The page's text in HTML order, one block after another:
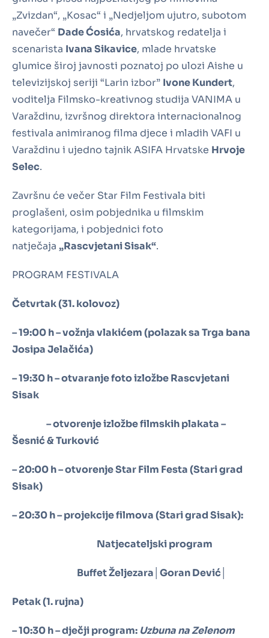
„Zvizdan“, „Kosac“ i „Nedjeljom ujutro, subotom
navečer“ Dade Ćosića, hrvatskog redatelja i
scenarista Ivana Sikavice, mlade hrvatske
glumice široj javnosti poznatoj po ulozi Aishe u
televizijskoj seriji “Larin izbor” Ivone Kundert,
voditelja Filmsko-kreativnog studija VANIMA u
Varaždinu, izvršnog direktora internacionalnog
festivala animiranog filma djece i mladih VAFI u
Varaždinu i ujedno tajnik ASIFA Hrvatske Hrvoje
Selec.
Završnu će večer Star Film Festivala biti
proglašeni, osim pobjednika u filmskim
kategorijama, i pobjednici foto
natječaja „Rascvjetani Sisak“.
PROGRAM FESTIVALA
Četvrtak (31. kolovoz)
– 19:00 h – vožnja vlakićem (polazak sa Trga bana
Josipa Jelačića)
– 19:30 h – otvaranje foto izložbe Rascvjetani
Sisak
– otvorenje izložbe filmskih plakata –
Šesnić & Turković
– 20:00 h – otvorenje Star Film Festa (Stari grad
Sisak)
– 20:30 h – projekcije filmova (Stari grad Sisak):
Natjecateljski program
Buffet Željezara│Goran Dević│
Petak (1. rujna)
– 10:30 h – dječji program: Uzbuna na Zelenom